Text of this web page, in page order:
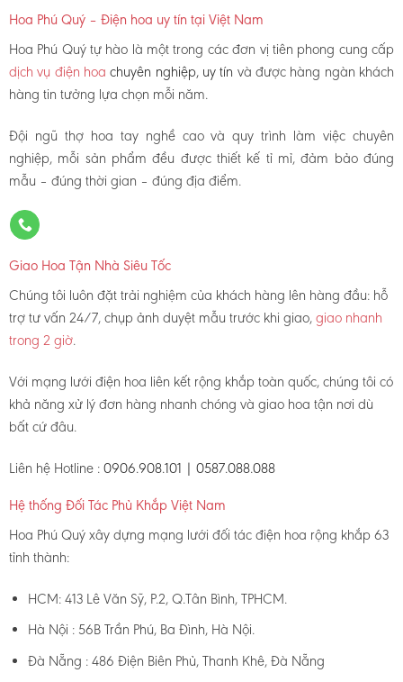
Hoa Phú Quý – Điện hoa uy tín tại Việt Nam
Hoa Phú Quý tự hào là một trong các đơn vị tiên phong cung cấp
dịch vụ điện hoachuyên nghiệp, uy tín và được hàng ngàn khách
hàng tin tưởng lựa chọn mỗi năm.
Đội ngũ thợ hoa tay nghề cao và quy trình làm việc chuyên
nghiệp, mỗi sản phẩm đều được thiết kế tỉ mỉ, đảm bảo đúng
mẫu – đúng thời gian – đúng địa điểm.
Giao Hoa Tận Nhà Siêu Tốc
Chúng tôi luôn đặt trải nghiệm của khách hàng lên hàng đầu: hỗ
trợ tư vấn 24/7, chụp ảnh duyệt mẫu trước khi giao,giao nhanh
trong 2 giờ.
Với mạng lưới điện hoa liên kết rộng khắp toàn quốc, chúng tôi có
khả năng xử lý đơn hàng nhanh chóng và giao hoa tận nơi dù
bất cứ đâu.
Liên hệ Hotline : 0906.908.101 | 0587.088.088
Hệ thống Đối Tác Phủ Khắp Việt Nam
Hoa Phú Quý xây dựng mạng lưới đối tác điện hoa rộng khắp 63
tỉnh thành:
HCM: 413 Lê Văn Sỹ, P.2, Q.Tân Bình, TPHCM.
Hà Nội : 56B Trần Phú, Ba Đình, Hà Nội.
Đà Nẵng : 486 Điện Biên Phủ, Thanh Khê, Đà Nẵng